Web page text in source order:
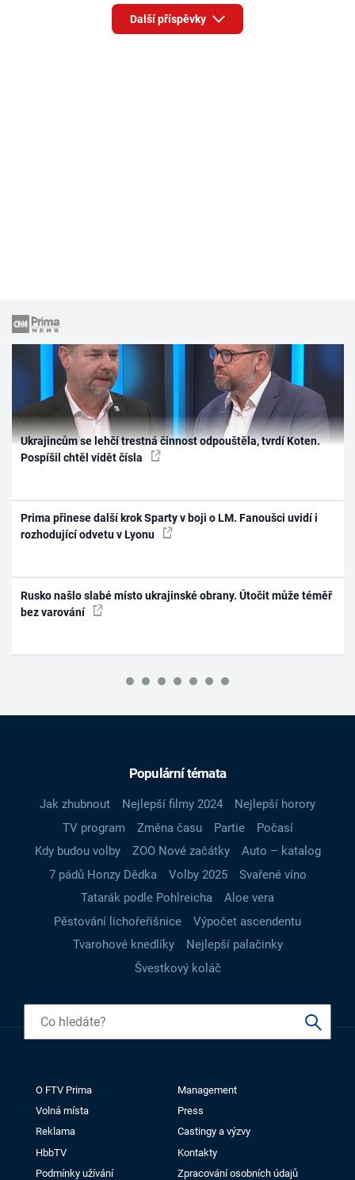
Další příspěvky
Ukrajincům se lehčí trestná činnost odpouštěla, tvrdí Koten.
Pospíšil chtěl vidět čísla
Prima přinese další krok Sparty v boji o LM. Fanoušci uvidí i
rozhodující odvetu v Lyonu
Rusko našlo slabé místo ukrajinské obrany. Útočit může téměř
bez varování
Populární témata
Jak zhubnout Nejlepší filmy 2024
Nejlepší horory
TV program
Změna času Partie
Počasí
Kdy budou volby
ZOO Nové začátky
Auto – katalog
7 pádů Honzy Dědka
Volby 2025
Svařené víno
Tatarák podle Pohlreicha
Aloe vera
Pěstování lichořeřišnice
Výpočet ascendentu
Tvarohové knedlíky
Nejlepší palačinky
Švestkový koláč
O FTV Prima
Management
Volná místa
Press
Reklama
Castingy a výzvy
HbbTV
Kontakty
Podmínky užívání
Zpracování osobních údajů